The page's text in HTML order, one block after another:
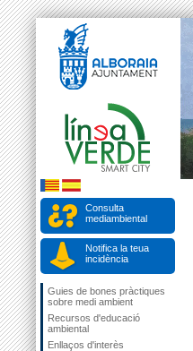
Consulta
mediambiental
Notifica la teua
incidència
Guies de bones pràctiques
sobre medi ambient
Recursos d'educació
ambiental
Enllaços d'interès